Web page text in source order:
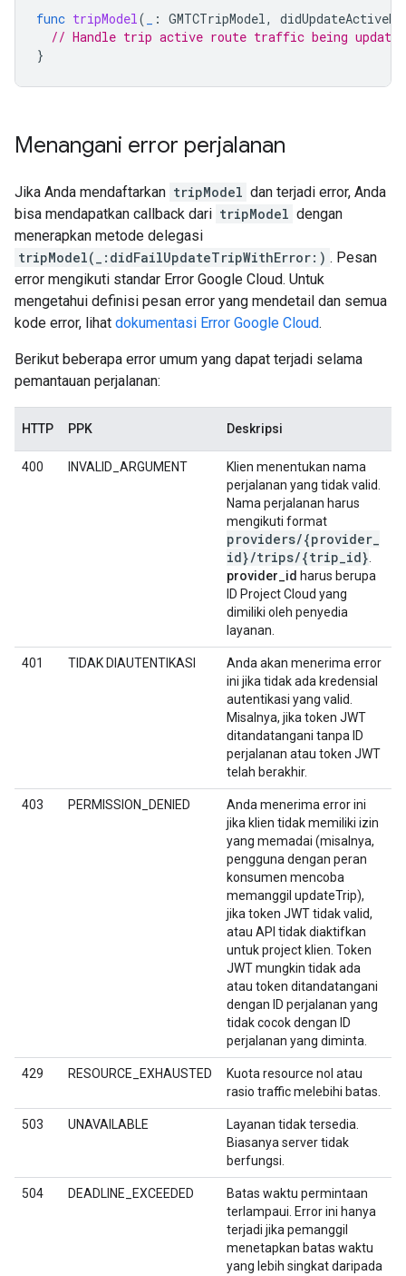
func tripModel( : GMTCTripModel,
// Handle trip active route traffic being
}
Menangani error perjalanan
Jika Anda mendaftarkan tripModel dan terjadi error, Anda
bisa mendapatkan callback dari tripModel dengan
menerapkan metode delegasi
tripModel(_:didFailUpdateTripWithError:) . Pesan
error mengikuti standar Error Google Cloud. Untuk
mengetahui definisi pesan error yang mendetail dan semua
kode error, lihat dokumentasi Error Google Cloud.
Berikut beberapa error umum yang dapat terjadi selama
pemantauan perjalanan:
HTTP PPK Deskripsi
400 INVALID_ARGUMENT
Klien menentukan nama
perjalanan yang tidak valid.
Nama perjalanan harus
mengikuti format
providers/{provider
id}/trips/{trip id}
provider_id harus berupa
ID Project Cloud yang
dimiliki oleh penyedia
layanan.
401 TIDAK DIAUTENTIKASI
Anda akan menerima error
ini jika tidak ada kredensial
autentikasi yang valid.
Misalnya, jika token JWT
ditandatangani tanpa ID
perjalanan atau token JWT
telah berakhir.
403 PERMISSION_DENIED
Anda menerima error ini
jika klien tidak memiliki izin
yang memadai (misalnya,
pengguna dengan peran
konsumen mencoba
memanggil updateTrip),
jika token JWT tidak valid,
atau API tidak diaktifkan
untuk project klien. Token
JWT mungkin tidak ada
atau token ditandatangani
dengan ID perjalanan yang
tidak cocok dengan ID
perjalanan yang diminta.
429 RESOURCE_EXHAUSTED
Kuota resource nol atau
rasio traffic melebihi batas.
503 UNAVAILABLE
Layanan tidak tersedia.
Biasanya server tidak
berfungsi.
504 DEADLINE_EXCEEDED
Batas waktu permintaan
terlampaui. Error ini hanya
terjadi jika pemanggil
menetapkan batas waktu
yang lebih singkat daripada